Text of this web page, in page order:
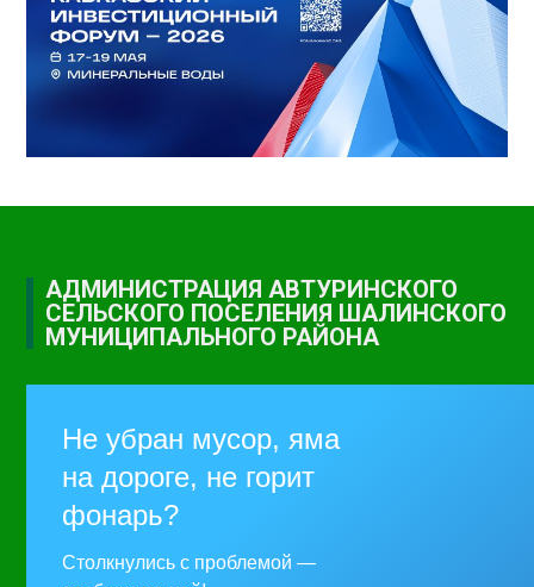
АДМИНИСТРАЦИЯ АВТУРИНСКОГО
СЕЛЬСКОГО ПОСЕЛЕНИЯ ШАЛИНСКОГО
МУНИЦИПАЛЬНОГО РАЙОНА
Не убран мусор, яма
на дороге, не горит
фонарь?
Столкнулись с проблемой —